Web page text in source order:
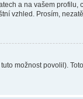
a na vašem
vzhled. Prosím,
možnost povolil).